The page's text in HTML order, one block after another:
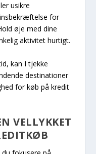
usikre
for
øje med dine
aktivitet hurtigt.
kan I tjekke
destinationer
for køb på kredit
VELLYKKET